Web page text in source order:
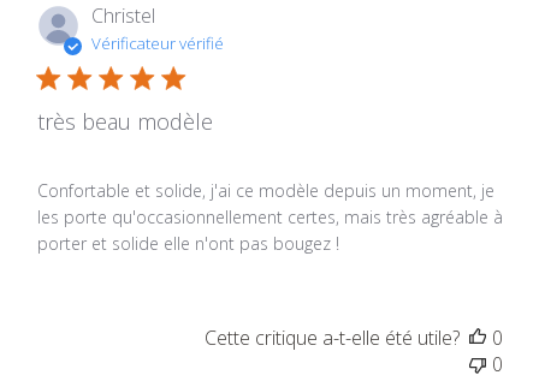
Christel
Vérificateur vérifié
très beau modèle
Confortable et solide, j'ai ce modèle depuis un moment, je
les porte qu'occasionnellement certes, mais très agréable à
porter et solide elle n'ont pas bougez !
Cette critique a-t-elle été utile?
0
0